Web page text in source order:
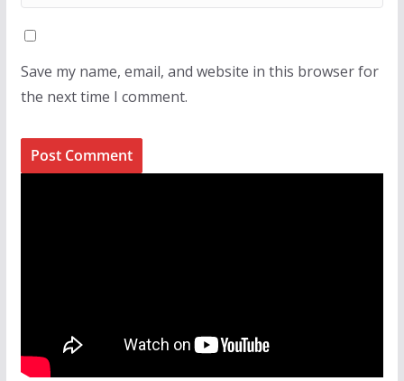
Save my name, email, and website in this browser for
the next time I comment.